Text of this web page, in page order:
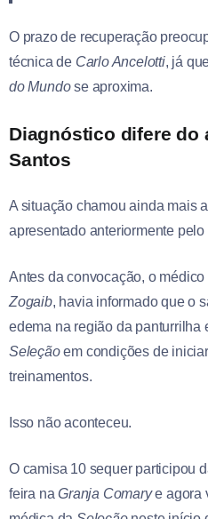
O prazo de recuperação
técnica de Carlo Ancelotti, já
do Mundose aproxima.
Diagnóstico difere do
Santos
A situação chamou ainda mais
apresentado anteriormente pelo
Antes da convocação, o
Zogaib, havia informado que o
edema na região da panturrilha
Seleçãoem condições de
treinamentos.
Isso não aconteceu.
O camisa 10 sequer participou
feira naGranja Comarye agora